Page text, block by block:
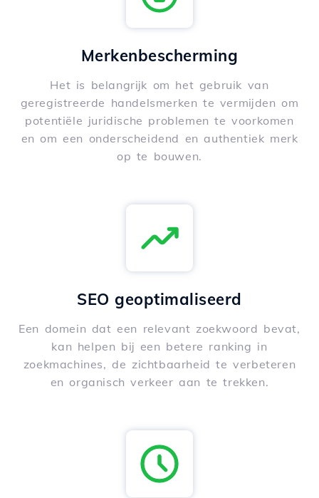
Merkenbescherming
Het is belangrijk om het gebruik van
geregistreerde handelsmerken te vermijden om
potentiële juridische problemen te voorkomen
en om een onderscheidend en authentiek merk
op te bouwen.
SEO geoptimaliseerd
Een domein dat een relevant zoekwoord bevat,
kan helpen bij een betere ranking in
zoekmachines, de zichtbaarheid te verbeteren
en organisch verkeer aan te trekken.